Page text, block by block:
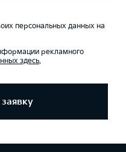
персональных данных на
рекламного
здесь.